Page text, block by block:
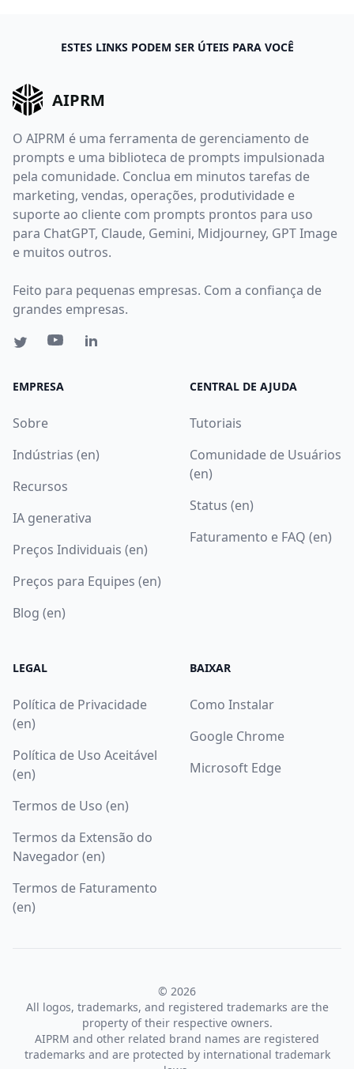
ESTES LINKS PODEM SER ÚTEIS PARA VOCÊ
AIPRM
O AIPRM é uma ferramenta de gerenciamento de
prompts e uma biblioteca de prompts impulsionada
pela comunidade. Conclua em minutos tarefas de
marketing, vendas, operações, produtividade e
suporte ao cliente com prompts prontos para uso
para ChatGPT, Claude, Gemini, Midjourney, GPT Image
e muitos outros.
Feito para pequenas empresas. Com a confiança de
grandes empresas.
EMPRESA
Sobre
Indústrias (en)
Recursos
IA generativa
Preços Individuais (en)
Preços para Equipes (en)
Blog (en)
CENTRAL DE AJUDA
Tutoriais
Comunidade de Usuários
(en)
Status (en)
Faturamento e FAQ (en)
LEGAL
Política de Privacidade
(en)
Política de Uso Aceitável
(en)
Termos de Uso (en)
Termos da Extensão do
Navegador (en)
Termos de Faturamento
(en)
BAIXAR
Como Instalar
Google Chrome
Microsoft Edge
© 2026
All logos, trademarks, and registered trademarks are the
property of their respective owners.
AIPRM and other related brand names are registered
trademarks and are protected by international trademark